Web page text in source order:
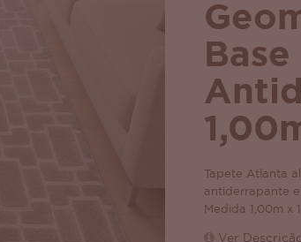
Base
Tapete Atlanta
antiderrapante
Medida 1,00m x
Ver